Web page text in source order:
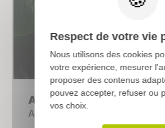
ALLIUM 'Senescens'
Ail d'ornement
Respect de votre vie
Nous utilisons des cookies
votre expérience, mesurer
proposer des contenus
pouvez accepter, refuser ou
vos choix.